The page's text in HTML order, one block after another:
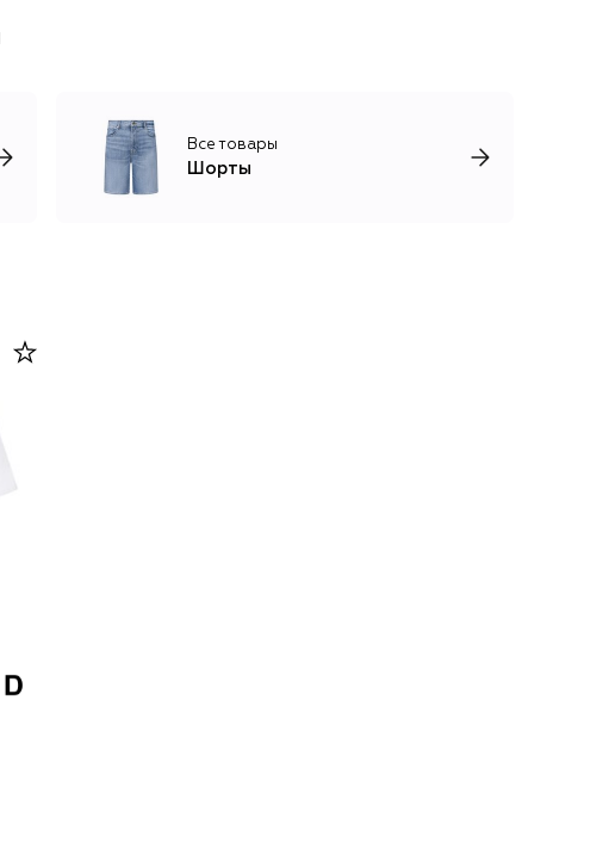
Все товары
Шорты